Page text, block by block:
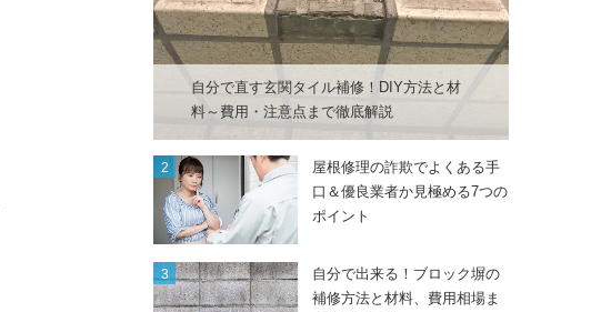
自分で直す玄関タイル補修！DIY方法と材
料～費用・注意点まで徹底解説
屋根修理の詐欺でよくある手
口＆優良業者か見極める7つの
ポイント
自分で出来る！ブロック塀の
補修方法と材料、費用相場ま